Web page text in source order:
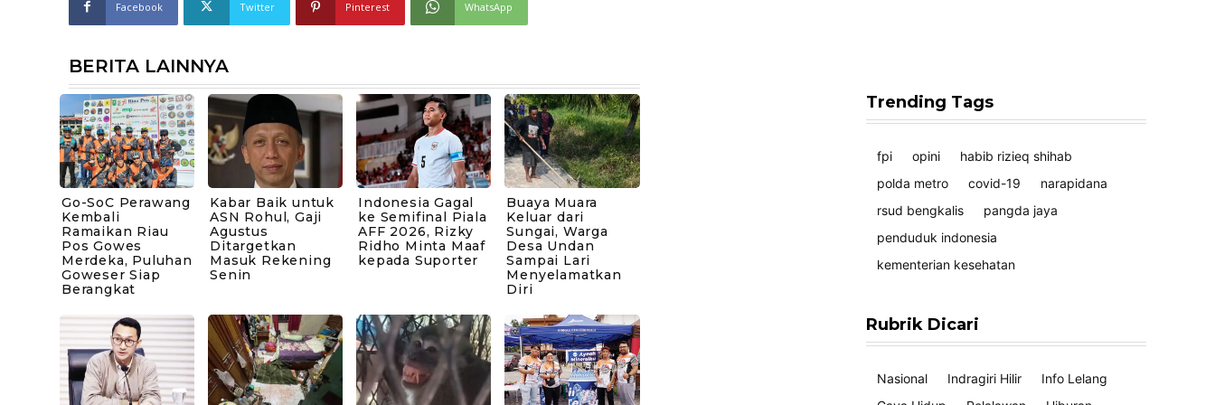
Facebook Twitter Pinterest WhatsApp
BERITA LAINNYA
Go-SoC Perawang
Kembali
Ramaikan Riau
Pos Gowes
Merdeka, Puluhan
Goweser Siap
Berangkat
Kabar Baik untuk
ASN Rohul, Gaji
Agustus
Ditargetkan
Masuk Rekening
Senin
Indonesia Gagal
ke Semifinal Piala
AFF 2026, Rizky
Ridho Minta Maaf
kepada Suporter
Buaya Muara
Keluar dari
Sungai, Warga
Desa Undan
Sampai Lari
Menyelamatkan
Diri
Trending Tags
fpi opini
habib rizieq shihab
polda metro
covid-19
narapidana
rsud bengkalis
pangda jaya
penduduk indonesia
kementerian kesehatan
Rubrik Dicari
Nasional Indragiri Hilir
Info Lelang